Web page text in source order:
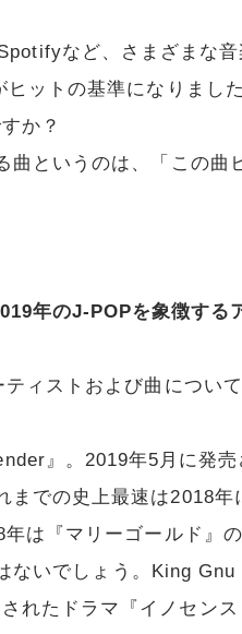
など、さまざまな
ットの基準になりました
か？
曲というのは、「この曲
年のJ-POPを象徴する
ィストおよび曲につい
』。2019年5月に発
までの史上最速は2018年
年は『マリーゴールド』
ないでしょう。King
れたドラマ『イノセン